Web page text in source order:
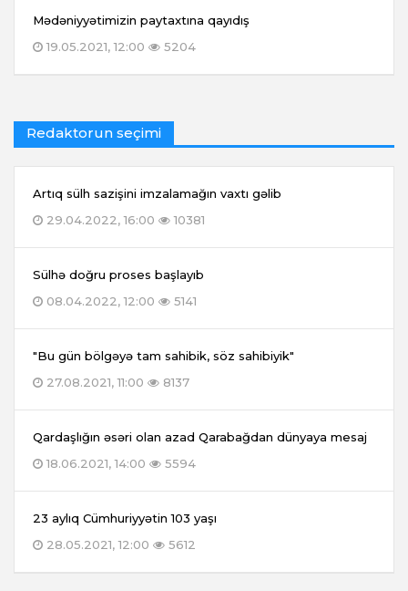
Mədəniyyətimizin paytaxtına qayıdış
19.05.2021, 12:00
5204
Redaktorun seçimi
Artıq sülh sazişini imzalamağın vaxtı gəlib
29.04.2022, 16:00
10381
Sülhə doğru proses başlayıb
08.04.2022, 12:00
5141
"Bu gün bölgəyə tam sahibik, söz sahibiyik"
27.08.2021, 11:00
8137
Qardaşlığın əsəri olan azad Qarabağdan dünyaya mesaj
18.06.2021, 14:00
5594
23 aylıq Cümhuriyyətin 103 yaşı
28.05.2021, 12:00
5612